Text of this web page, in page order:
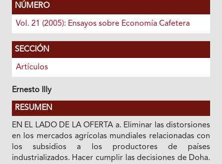
NÚMERO
Vol. 21 (2005): Ensayos sobre Economía Cafetera
SECCIÓN
Artículos
Ernesto Illy
RESUMEN
EN EL LADO DE LA OFERTA a. Eliminar las distorsiones
en los mercados agrícolas mundiales relacionadas con
los subsidios a los productores de países
industrializados. Hacer cumplir las decisiones de Doha.